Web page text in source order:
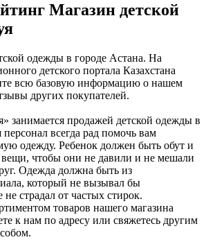
Магазин детской
одежды в городе Астана. На
детского портала Казахстана
всю базовую информацию о нашем
других покупателей.
занимается продажей детской одежды в
всегда рад помочь вам
одежду. Ребенок должен быть обут и
вещи, чтобы они не давили и не мешали
Одежда должна быть из
который не вызывал бы
не страдал от частых стирок.
товаров нашего магазина
к нам по адресу или свяжетесь другим